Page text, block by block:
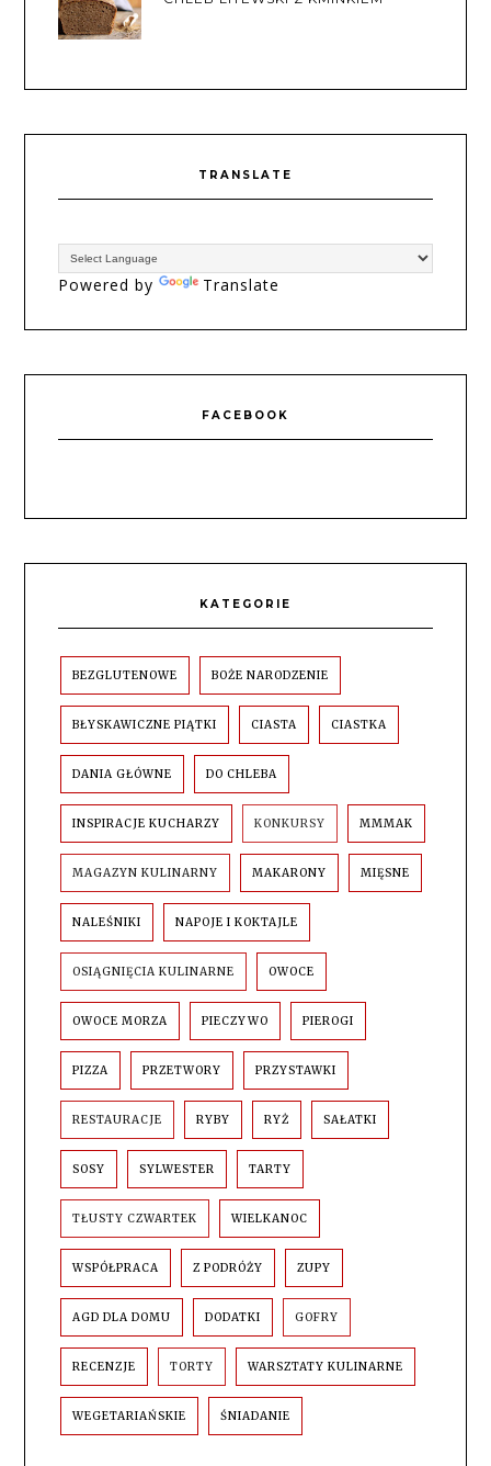
TRANSLATE
Powered by Translate
FACEBOOK
KATEGORIE
BEZGLUTENOWE BOŻE NARODZENIE
BŁYSKAWICZNE PIĄTKI CIASTA CIASTKA
DANIA GŁÓWNE DO CHLEBA
INSPIRACJE KUCHARZY KONKURSY MMMAK
MAGAZYN KULINARNY MAKARONY MIĘSNE
NALEŚNIKI NAPOJE I KOKTAJLE
OSIĄGNIĘCIA KULINARNE OWOCE
OWOCE MORZA PIECZYWO PIEROGI
PIZZA PRZETWORY PRZYSTAWKI
RESTAURACJE RYBY RYŻ SAŁATKI
SOSY SYLWESTER TARTY
TŁUSTY CZWARTEK WIELKANOC
WSPÓŁPRACA Z PODRÓŻY ZUPY
AGD DLA DOMU DODATKI GOFRY
RECENZJE TORTY WARSZTATY KULINARNE
WEGETARIAŃSKIE ŚNIADANIE